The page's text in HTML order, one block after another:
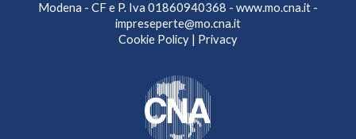
Modena - CF e P. Iva 01860940368 - www.mo.cna.it -
impreseperte@mo.cna.it
Cookie Policy | Privacy